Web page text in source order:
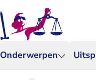
Onderwerpen